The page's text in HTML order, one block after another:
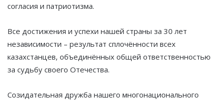
согласия и патриотизма.
Все достижения и успехи нашей страны за 30 лет
независимости – результат сплочённости всех
казахстанцев, объединённых общей ответственностью
за судьбу своего Отечества.
Созидательная дружба нашего многонационального